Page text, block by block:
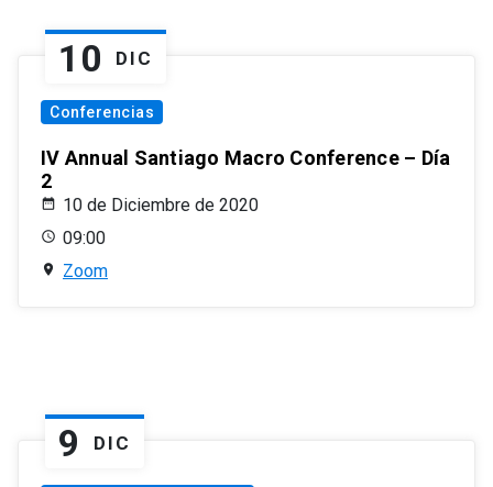
10 DIC
Conferencias
IV Annual Santiago Macro Conference – Día
2
10 de Diciembre de 2020
09:00
Zoom
9 DIC